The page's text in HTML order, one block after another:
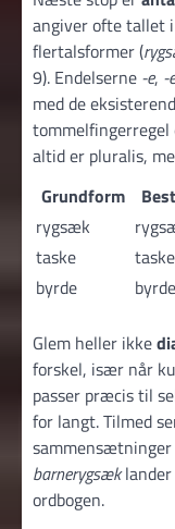
angiver ofte tallet
flertalsformer (
9). Endelserne -e, -
med de
tommelfingerregel
altid er pluralis,
Grundform
rygsæk
taske
byrde
Glem heller ikke
forskel, især når
passer præcis til
for langt. Tilmed
sammensætninger
barnerygsæklander
ordbogen.